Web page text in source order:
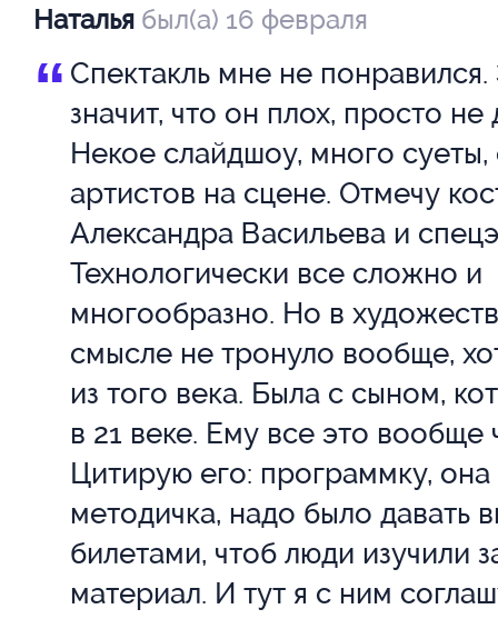
Ульяна
Ермакова
Елизавета
Жарычева
Надежда
Затеева Анна
Калеганова
Надежда
Наталья был(а) 16 февраля
“ Спектакль мне не
значит, что он плох, просто не
Некое слайдшоу, много суеты,
артистов на сцене. Отмечу
Александра Васильева и
Технологически все сложно и
многообразно. Но в
смысле не тронуло вообще,
из того века. Была с сыном,
в 21 веке. Ему все это вообще
Цитирую его: программку,
методичка, надо было давать
билетами, чтоб люди изучили
материал. И тут я с ним